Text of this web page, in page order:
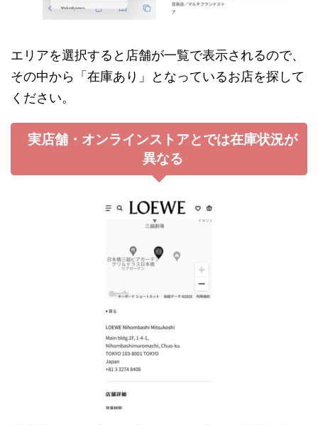
エリアを選択すると店舗が一覧で表示されるので、
その中から「在庫あり」となっているお店を探して
ください。
実店舗・オンラインストアとでは在庫状況が
異なる